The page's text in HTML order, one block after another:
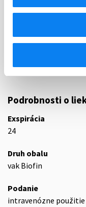
ATC
KRV A
B05
Podrobnosti o
Exspirácia
24
Druh obalu
vak Biofin
Podanie
intravenózne použitie